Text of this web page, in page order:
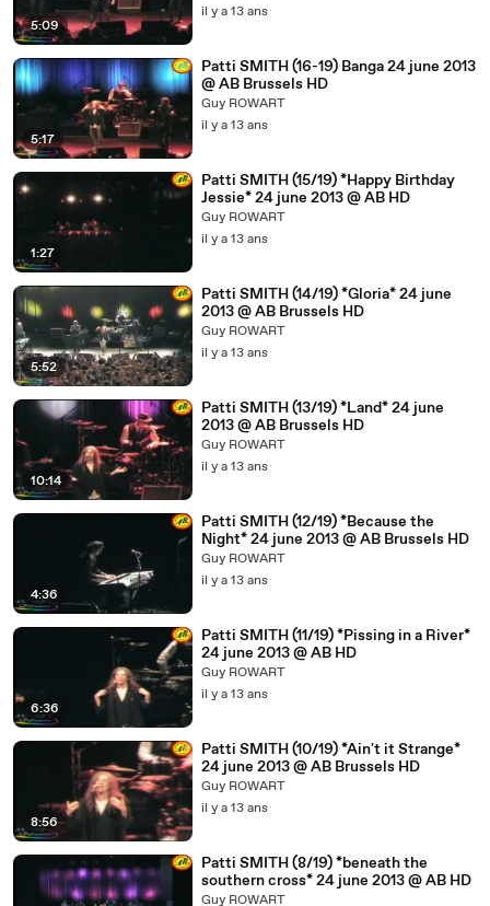
5:09
il y a 13 ans
5:17
Patti SMITH (16-19) Banga 24 june 2013
@ AB Brussels HD
Guy ROWART
il y a 13 ans
1:27
Patti SMITH (15/19) *Happy Birthday
Jessie* 24 june 2013 @ AB HD
Guy ROWART
il y a 13 ans
5:52
Patti SMITH (14/19) *Gloria* 24 june
2013 @ AB Brussels HD
Guy ROWART
il y a 13 ans
10:14
Patti SMITH (13/19) *Land* 24 june
2013 @ AB Brussels HD
Guy ROWART
il y a 13 ans
4:36
Patti SMITH (12/19) *Because the
Night* 24 june 2013 @ AB Brussels HD
Guy ROWART
il y a 13 ans
6:36
Patti SMITH (11/19) *Pissing in a River*
24 june 2013 @ AB HD
Guy ROWART
il y a 13 ans
8:56
Patti SMITH (10/19) *Ain't it Strange*
24 june 2013 @ AB Brussels HD
Guy ROWART
il y a 13 ans
Patti SMITH (8/19) *beneath the
southern cross* 24 june 2013 @ AB HD
Guy ROWART